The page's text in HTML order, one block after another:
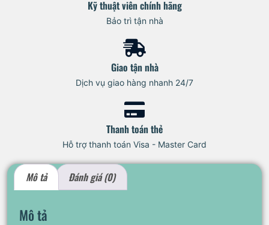
Kỹ thuật viên chính hãng
Bảo trì tận nhà
Giao tận nhà
Dịch vụ giao hàng nhanh 24/7
Thanh toán thẻ
Hỗ trợ thanh toán Visa - Master Card
Mô tả Đánh giá (0)
Mô tả